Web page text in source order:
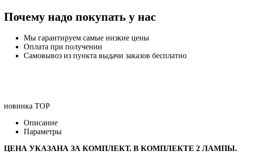
Почему надо покупать у нас
Мы гарантируем самые низкие цены
Оплата при получении
Самовывоз из пункта выдачи заказов бесплатно
новинка TOP
Описание
Параметры
ЦЕНА УКАЗАНА ЗА КОМПЛЕКТ. В КОМПЛЕКТЕ 2 ЛАМПЫ.